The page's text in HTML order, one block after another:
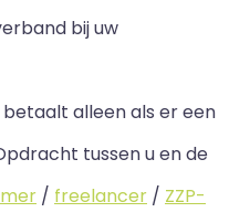
bij uw
betaalt alleen als er een
tussen u en de
/ freelancer / ZZP-